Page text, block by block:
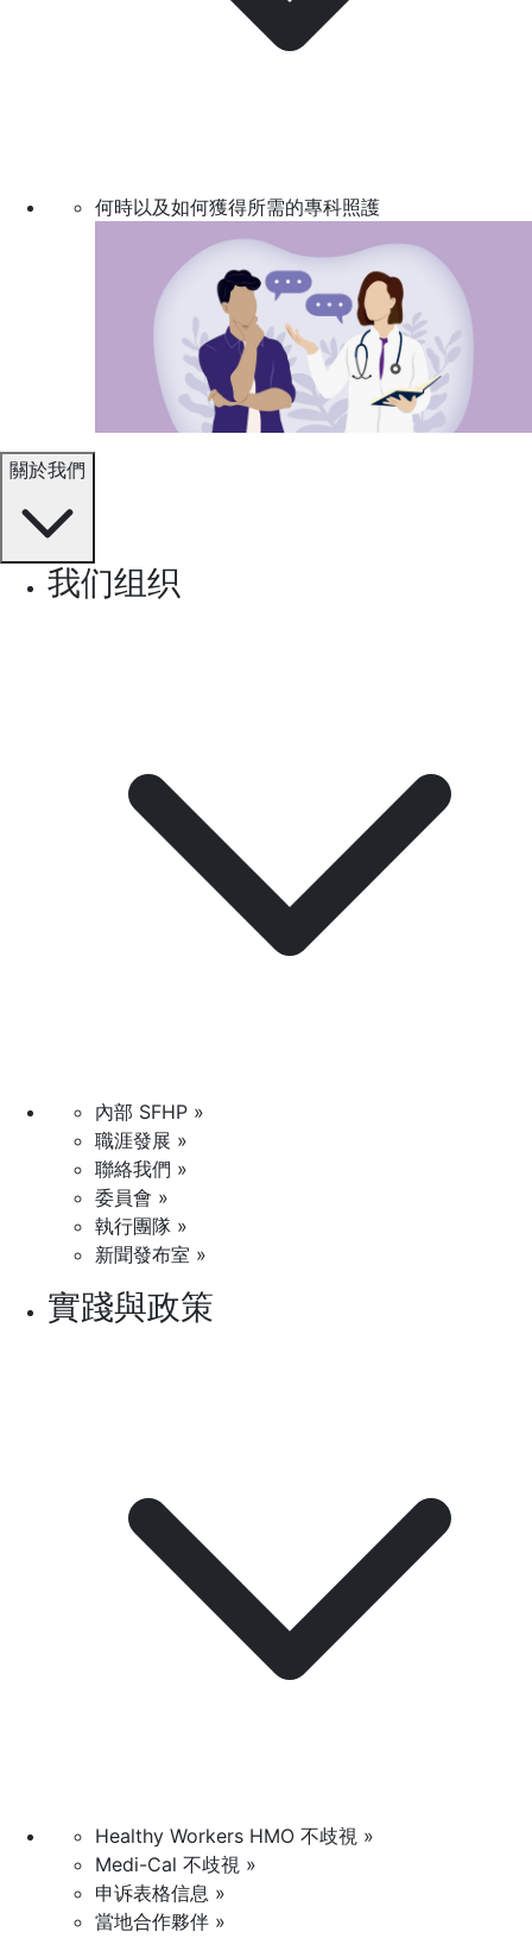
何時以及如何獲得所需的專科照護
關於我們
我们组织
內部 SFHP »
職涯發展 »
聯絡我們 »
委員會 »
執行團隊 »
新聞發布室 »
實踐與政策
Healthy Workers HMO 不歧視 »
Medi-Cal 不歧視 »
申诉表格信息 »
當地合作夥伴 »